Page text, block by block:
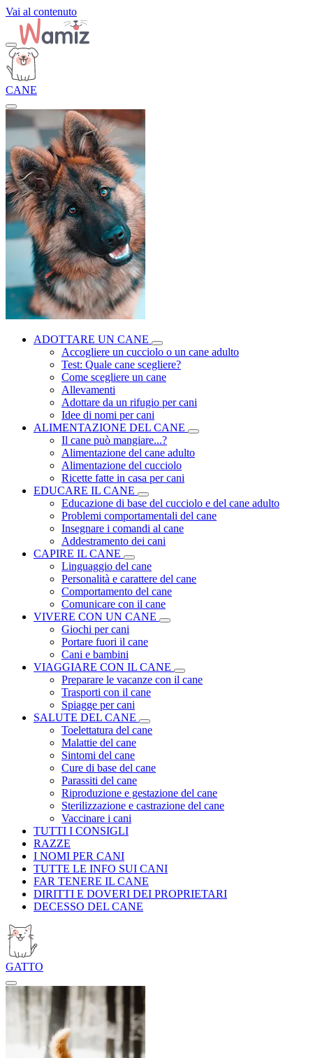
Vai al contenuto
CANE
ADOTTARE UN CANE
Accogliere un cucciolo o un cane adulto
Test: Quale cane scegliere?
Come scegliere un cane
Allevamenti
Adottare da un rifugio per cani
Idee di nomi per cani
ALIMENTAZIONE DEL CANE
Il cane può mangiare...?
Alimentazione del cane adulto
Alimentazione del cucciolo
Ricette fatte in casa per cani
EDUCARE IL CANE
Educazione di base del cucciolo e del cane adulto
Problemi comportamentali del cane
Insegnare i comandi al cane
Addestramento dei cani
CAPIRE IL CANE
Linguaggio del cane
Personalità e carattere del cane
Comportamento del cane
Comunicare con il cane
VIVERE CON UN CANE
Giochi per cani
Portare fuori il cane
Cani e bambini
VIAGGIARE CON IL CANE
Preparare le vacanze con il cane
Trasporti con il cane
Spiagge per cani
SALUTE DEL CANE
Toelettatura del cane
Malattie del cane
Sintomi del cane
Cure di base del cane
Parassiti del cane
Riproduzione e gestazione del cane
Sterilizzazione e castrazione del cane
Vaccinare i cani
TUTTI I CONSIGLI
RAZZE
I NOMI PER CANI
TUTTE LE INFO SUI CANI
FAR TENERE IL CANE
DIRITTI E DOVERI DEI PROPRIETARI
DECESSO DEL CANE
GATTO